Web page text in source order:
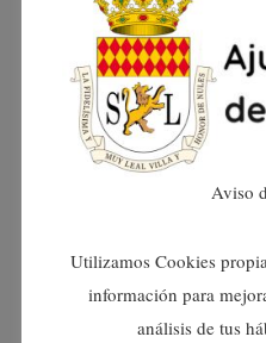
abril 2025
març 2025
febrer 2025
desembre 2024
Aviso
Utilizamos Cookies
información para
análisis de tus